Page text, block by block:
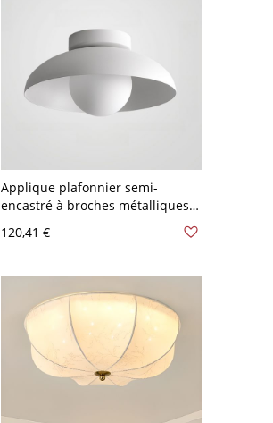
Applique plafonnier semi-
encastré à broches métalliques
pour chambre, filaire avec abat-
jour vitreux - 110 V-120 V
120,41 €